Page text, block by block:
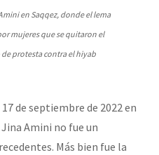
en Saqqez, donde el lema
mujeres que se quitaron el
protesta contra el hiyab
de septiembre de 2022 en
Amini no fue un
Más bien fue la